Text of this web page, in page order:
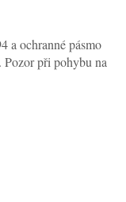
a ochranné pásmo
při pohybu na